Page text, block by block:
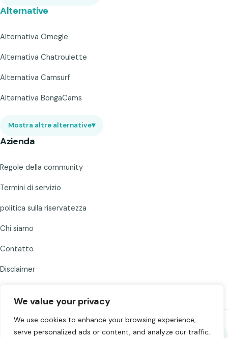
We value your privacy
We use cookies to enhance your browsing experience,
serve personalized ads or content, and analyze our traffic.
Alternative
Alternativa Omegle
Alternativa Chatroulette
Alternativa Camsurf
Alternativa BongaCams
Mostra altre alternative▾
Azienda
Regole della community
Termini di servizio
politica sulla riservatezza
Chi siamo
Contatto
Disclaimer
Condividi Chat to Strangers